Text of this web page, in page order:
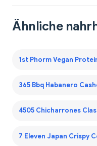
Ähnliche
1st Phorm Vegan
365 Bbq Habanero
4505 Chicharrones
7 Eleven Japan Crispy